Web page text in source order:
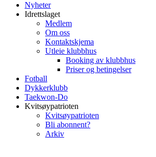
Nyheter
Idrettslaget
Medlem
Om oss
Kontaktskjema
Utleie klubbhus
Booking av klubbhus
Priser og betingelser
Fotball
Dykkerklubb
Taekwon-Do
Kvitsøypatrioten
Kvitsøypatrioten
Bli abonnent?
Arkiv